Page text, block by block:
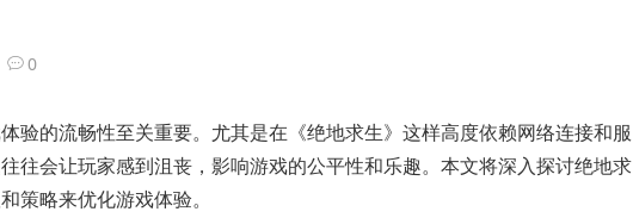
0
验的流畅性至关重要。尤其是在《绝地求生》这样高度依赖网络连接和服
往会让玩家感到沮丧，影响游戏的公平性和乐趣。本文将深入探讨绝地求
策略来优化游戏体验。